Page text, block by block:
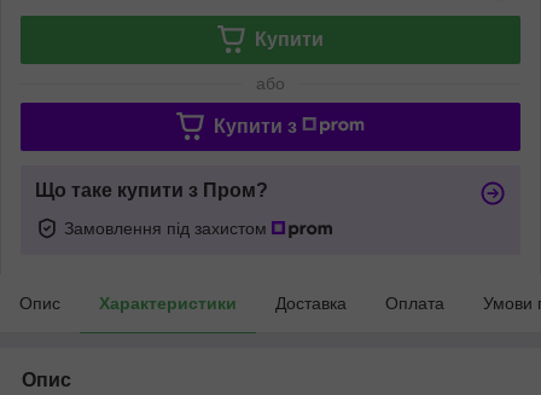
Купити
або
Купити з
Що таке купити з Пром?
Замовлення під захистом
Опис Характеристики Доставка Оплата Умови
Опис